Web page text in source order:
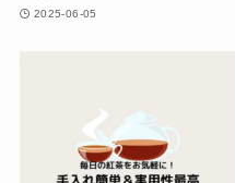
2025-06-05